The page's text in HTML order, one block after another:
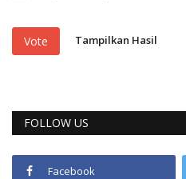
Vote Tampilkan Hasil
FOLLOW US
Facebook